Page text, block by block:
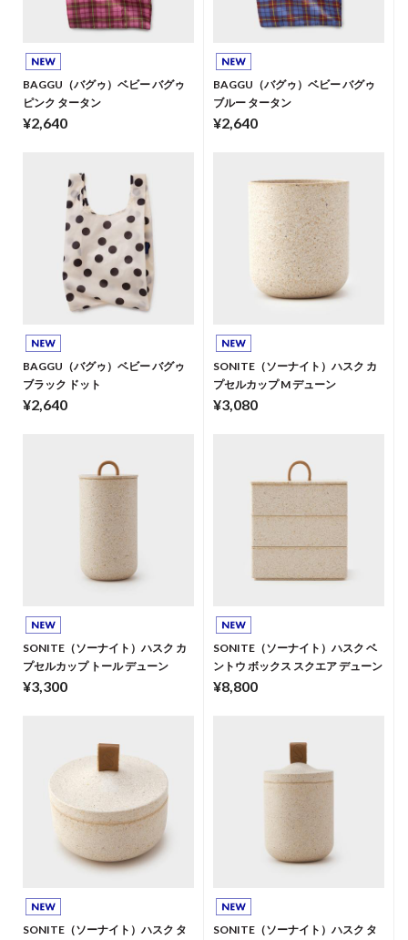
BAGGU（バグゥ）ベビー バグゥ
ピンク タータン
¥2,640
BAGGU（バグゥ）ベビー バグゥ
ブルー タータン
¥2,640
BAGGU（バグゥ）ベビー バグゥ
ブラック ドット
¥2,640
SONITE（ソーナイト）ハスク カ
プセルカップ M デューン
¥3,080
SONITE（ソーナイト）ハスク カ
プセルカップ トール デューン
¥3,300
SONITE（ソーナイト）ハスク ベ
ントウ ボックス スクエア デューン
¥8,800
SONITE（ソーナイト）ハスク タ
SONITE（ソーナイト）ハスク タ